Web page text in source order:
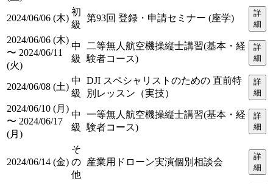
2024/06/06 (木)
初
級
第93回 登録・申請セミナー (座学)
詳
細
2024/06/06 (木)
〜 2024/06/11
(火)
中
級
二等無人航空機操縦士講習(基本・経
験者コース)
詳
細
2024/06/08 (土)
中
級
DJI スペシャリストのための 直前特
別レッスン（実技）
詳
細
2024/06/10 (月)
〜 2024/06/17
(月)
中
級
一等無人航空機操縦士講習(基本・経
験者コース)
詳
細
2024/06/14 (金)
そ
の
他
産業用ドローン実演個別相談会
詳
細